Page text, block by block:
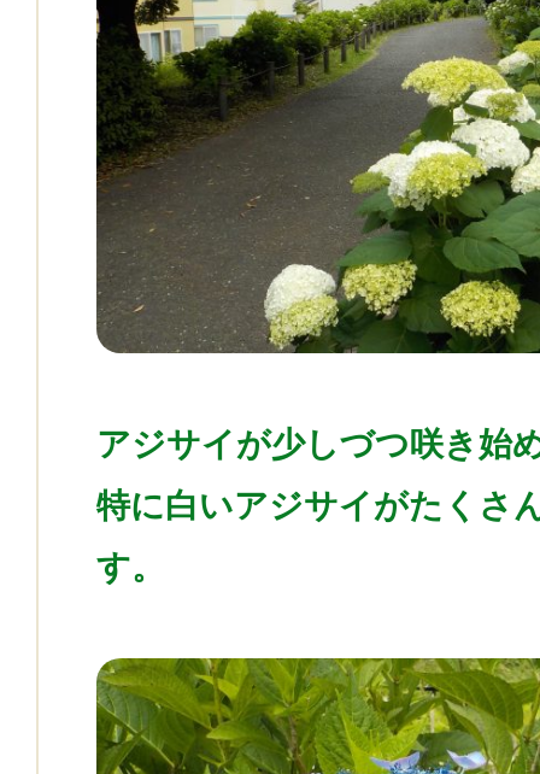
アジサイが少しづつ咲き始
特に白いアジサイがたくさ
す。